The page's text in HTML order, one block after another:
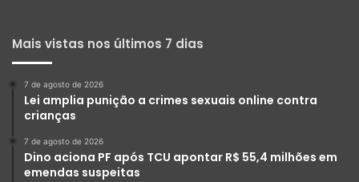
Mais vistas nos últimos 7 dias
7 de agosto de 2026
Lei amplia punição a crimes sexuais online contra
crianças
7 de agosto de 2026
Dino aciona PF após TCU apontar R$ 55,4 milhões em
emendas suspeitas